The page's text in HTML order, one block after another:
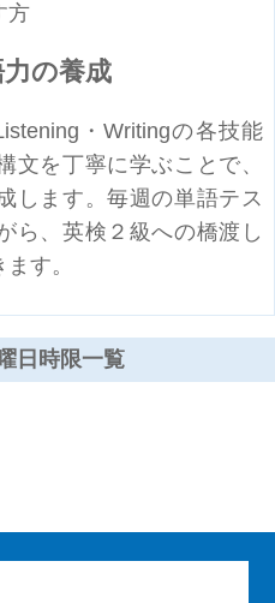
日時限一覧
方
の養成
・Writingの各技能
文を丁寧に学ぶことで、
します。毎週の単語テス
ら、英検２級への橋渡し
す。